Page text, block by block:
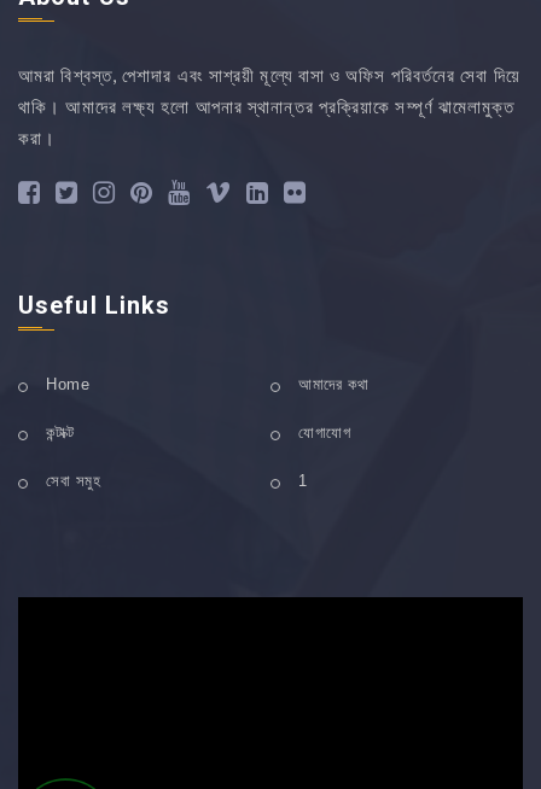
আমরা বিশ্বস্ত, পেশাদার এবং সাশ্রয়ী মূল্যে বাসা ও অফিস পরিবর্তনের সেবা দিয়ে
থাকি। আমাদের লক্ষ্য হলো আপনার স্থানান্তর প্রক্রিয়াকে সম্পূর্ণ ঝামেলামুক্ত
করা।
Useful Links
Home আমাদের কথা
কন্টাক্ট যোগাযোগ
সেবা সমুহ 1